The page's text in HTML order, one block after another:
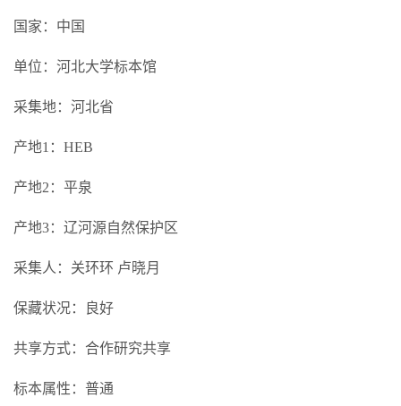
国家：中国
单位：河北大学标本馆
采集地：河北省
产地1：HEB
产地2：平泉
产地3：辽河源自然保护区
采集人：关环环 卢晓月
保藏状况：良好
共享方式：合作研究共享
标本属性：普通